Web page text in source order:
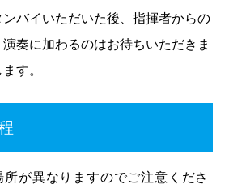
バイいただいた後、指揮者からの
奏に加わるのはお待ちいただきま
す。
所が異なりますのでご注意くださ